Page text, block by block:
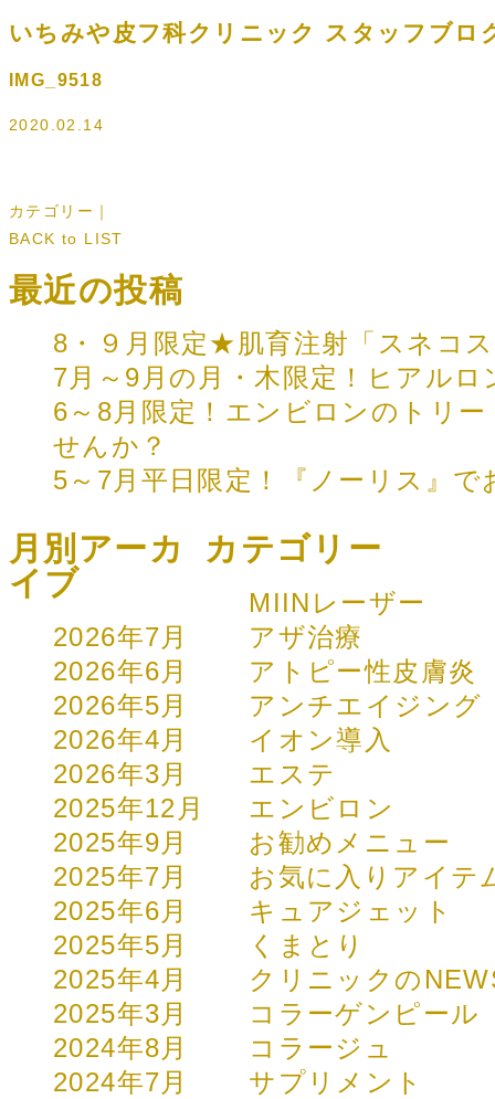
いちみや皮フ科クリニック スタッフブロ
IMG_9518
2020.02.14
カテゴリー｜
BACK to LIST
最近の投稿
8・９月限定★肌育注射「スネコ
7月～9月の月・木限定！ヒアル
6～8月限定！エンビロンのトリ
せんか？
5～7月平日限定！『ノーリス』
月別アーカ
イブ
2026年7月
2026年6月
2026年5月
2026年4月
2026年3月
2025年12月
2025年9月
2025年7月
2025年6月
2025年5月
2025年4月
2025年3月
2024年8月
2024年7月
カテゴリー
MIINレーザー
アザ治療
アトピー性皮膚炎
アンチエイジング
イオン導入
エステ
エンビロン
お勧めメニュー
お気に入りアイテ
キュアジェット
くまとり
クリニックの
コラーゲンピール
コラージュ
サプリメント